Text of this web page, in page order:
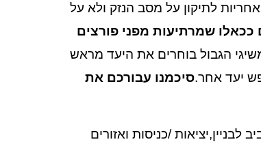
לתיקון על מסב הנזק ולא על
שמרתיעות מפני פורצים
הגבול בוחרים את היעד מראש
יעד אחר.סיכמנו עבורכם את
/כניסות ואזורים